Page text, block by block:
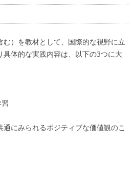
）を教材として、国際的な視野に立
体的な実践内容は、以下の3つに大
にみられるポジティブな価値観のこ